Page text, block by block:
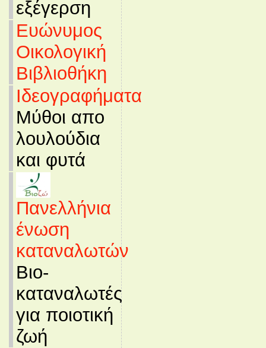
εξέγερση
Ευώνυμος
Οικολογική
Βιβλιοθήκη
Ιδεογραφήματα
Μύθοι απο
λουλούδια
και φυτά
Πανελλήνια
ένωση
καταναλωτών
Βιο-
καταναλωτές
για ποιοτική
ζωή